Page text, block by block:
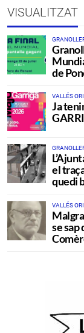
VISUALITZAT
de
VALLÉS
Ja
el
quedi
VALLÉS
se sap